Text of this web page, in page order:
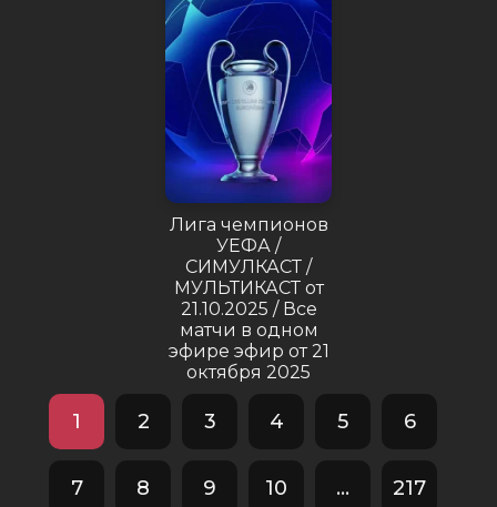
Лига чемпионов
УЕФА /
СИМУЛКАСТ /
МУЛЬТИКАСТ от
21.10.2025 / Все
матчи в одном
эфире эфир от 21
октября 2025
1 2 3 4 5 6
7 8 9 10 ... 217